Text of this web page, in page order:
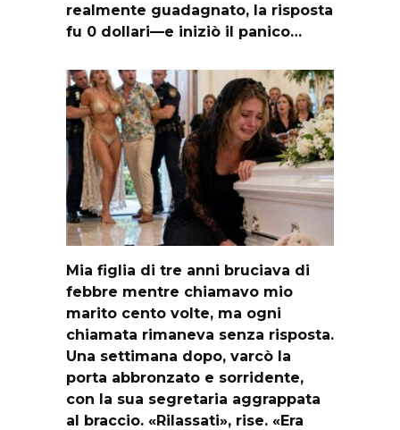
realmente guadagnato, la risposta
fu 0 dollari—e iniziò il panico…
Mia figlia di tre anni bruciava di
febbre mentre chiamavo mio
marito cento volte, ma ogni
chiamata rimaneva senza risposta.
Una settimana dopo, varcò la
porta abbronzato e sorridente,
con la sua segretaria aggrappata
al braccio. «Rilassati», rise. «Era